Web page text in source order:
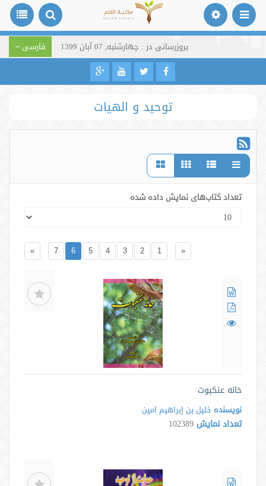
بروزرسانی در : چهارشنبه, 07 آبان 1399 فارسی
توحید و الهیات
تعداد کتاب‌های نمایش داده شده
«
1
2
3
4
5
6
7
»
خانه عنکبوت
نویسنده خلیل بن إبراهیم امین
تعداد نمایش 102389